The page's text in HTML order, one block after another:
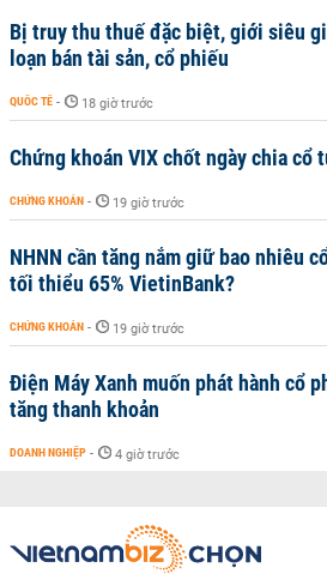
Bị truy thu thuế đặc biệt, giới siêu
loạn bán tài sản, cổ phiếu
QUỐC TẾ - 18 giờ trước
Chứng khoán VIX chốt ngày chia cổ
CHỨNG KHOÁN - 19 giờ trước
NHNN cần tăng nắm giữ bao nhiêu
tối thiểu 65% VietinBank?
CHỨNG KHOÁN - 19 giờ trước
Điện Máy Xanh muốn phát hành cổ
tăng thanh khoản
DOANH NGHIỆP - 4 giờ trước